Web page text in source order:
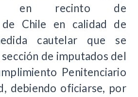
en recinto de
de Chile en calidad de
cautelar que se
de imputados del
Penitenciario
debiendo oficiarse, por